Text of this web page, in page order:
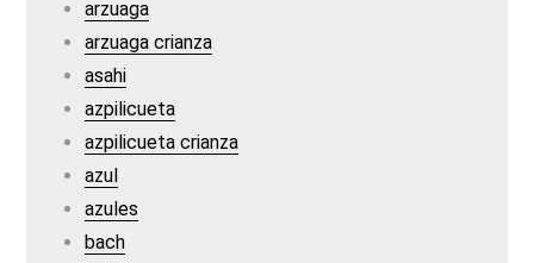
arzuaga
arzuaga crianza
asahi
azpilicueta
azpilicueta crianza
azul
azules
bach